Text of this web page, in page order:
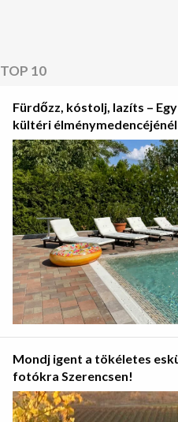
TOP 10
Fürdőzz, kóstolj, lazíts –
kültéri élménymedencéjénél
Mondj igent a tökéletes
fotókra Szerencsen!